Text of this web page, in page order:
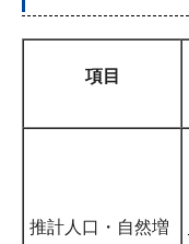
項目
推計人口・自然増